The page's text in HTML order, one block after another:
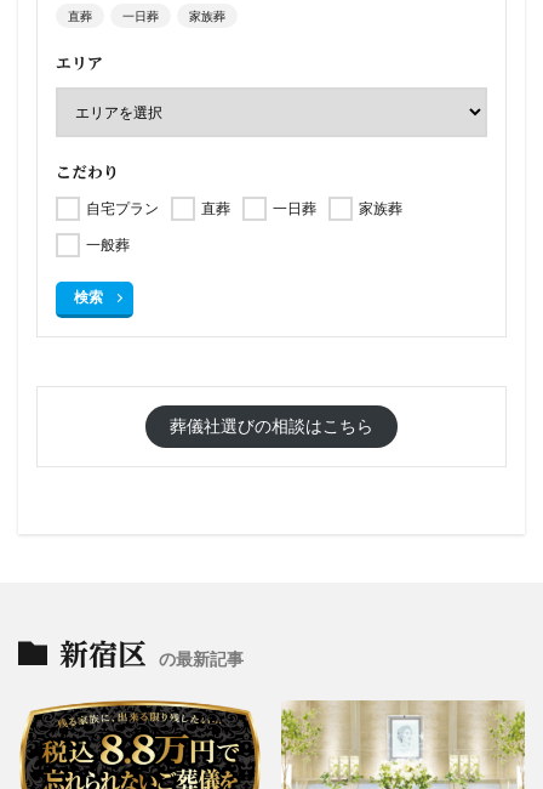
直葬 一日葬 家族葬
エリア
こだわり
自宅プラン 直葬 一日葬
家族葬
一般葬
検索
葬儀社選びの相談はこちら
新宿区 の最新記事